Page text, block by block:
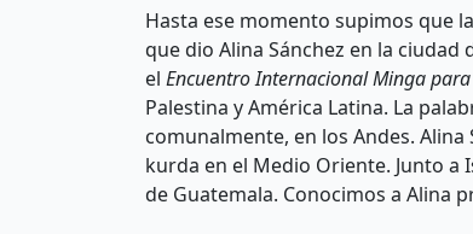
Hasta ese momento supimos que
que dio Alina Sánchez en la
el Encuentro Internacional Minga
Palestina y América Latina. La
comunalmente, en los Andes.
kurda en el Medio Oriente. Junto a
de Guatemala. Conocimos a Alina